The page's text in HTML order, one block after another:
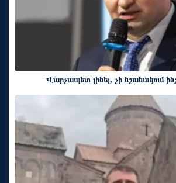
Վարչապետ լինել, չի նշանակում ինչ